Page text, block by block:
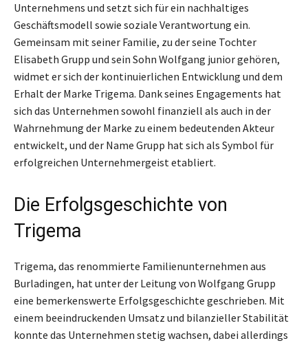
Unternehmens und setzt sich für ein nachhaltiges
Geschäftsmodell sowie soziale Verantwortung ein.
Gemeinsam mit seiner Familie, zu der seine Tochter
Elisabeth Grupp und sein Sohn Wolfgang junior gehören,
widmet er sich der kontinuierlichen Entwicklung und dem
Erhalt der Marke Trigema. Dank seines Engagements hat
sich das Unternehmen sowohl finanziell als auch in der
Wahrnehmung der Marke zu einem bedeutenden Akteur
entwickelt, und der Name Grupp hat sich als Symbol für
erfolgreichen Unternehmergeist etabliert.
Die Erfolgsgeschichte von
Trigema
Trigema, das renommierte Familienunternehmen aus
Burladingen, hat unter der Leitung von Wolfgang Grupp
eine bemerkenswerte Erfolgsgeschichte geschrieben. Mit
einem beeindruckenden Umsatz und bilanzieller Stabilität
konnte das Unternehmen stetig wachsen, dabei allerdings